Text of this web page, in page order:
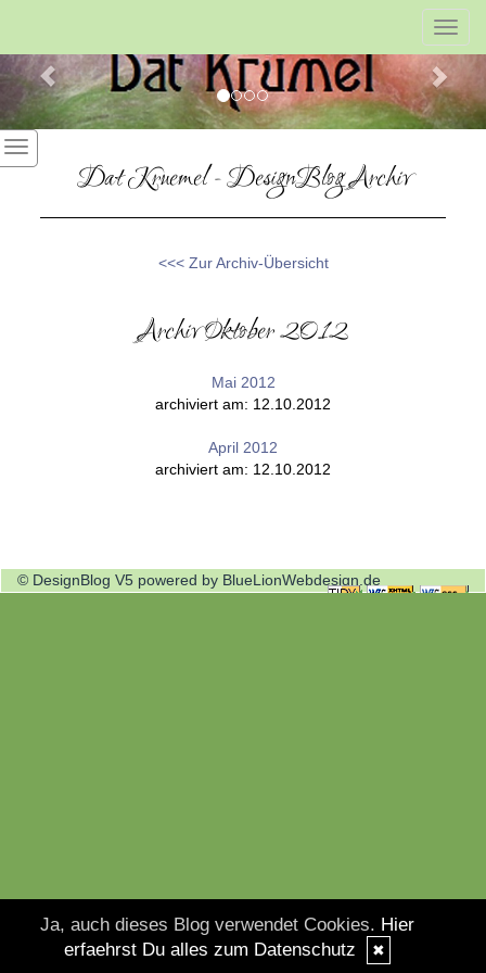
Dat Kruemel - DesignBlog Archiv
<<< Zur Archiv-Übersicht
Archiv Oktober 2012
Mai 2012
archiviert am: 12.10.2012
April 2012
archiviert am: 12.10.2012
© DesignBlog V5 powered by BlueLionWebdesign.de
Ja, auch dieses Blog verwendet Cookies. Hier
erfaehrst Du alles zum Datenschutz
✖